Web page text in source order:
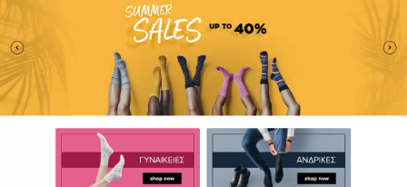
design_
Εξερεύνησε